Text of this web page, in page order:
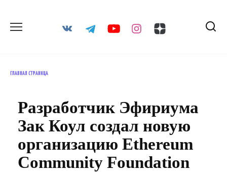
содержанию
ГЛАВНАЯ СТРАНИЦА
Разработчик Эфириума
Зак Коул создал новую
организацию Ethereum
Community Foundation